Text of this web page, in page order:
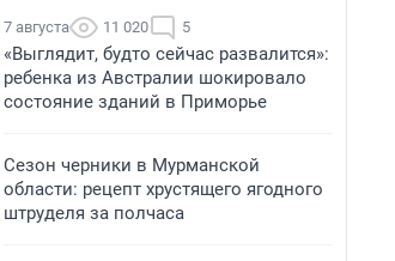
7 августа 11 020 5
«Выглядит, будто сейчас развалится»:
ребенка из Австралии шокировало
состояние зданий в Приморье
Сезон черники в Мурманской
области: рецепт хрустящего ягодного
штруделя за полчаса